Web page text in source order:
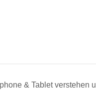
& Tablet verstehen